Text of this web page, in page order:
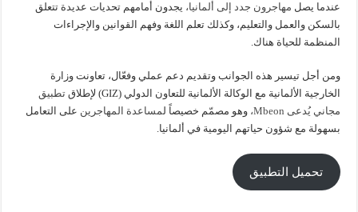
عندما يصل مهاجرون جدد إلى ألمانيا، يجدون أمامهم تحديات عديدة تتعلق
بالسكن والعمل والتعليم، وكذلك تعلم اللغة وفهم القوانين والإجراءات
المنظمة للحياة هناك.
ومن أجل تيسير هذه الجوانب وتقديم دعم عملي وفعّال، تعاونت وزارة
الخارجية الألمانية مع الوكالة الألمانية للتعاون الدولي (GIZ) لإطلاق
تطبيق
مجاني يُدعى Mbeon،
وهو مصمّم خصيصاً لمساعدة المهاجرين على التعامل
بسهولة مع شؤون حياتهم اليومية في ألمانيا.
تحميل التطبيق